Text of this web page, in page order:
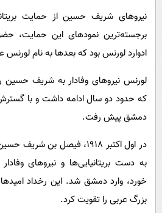
نیروهای شریف حسین از حمایت
برجسته‌ترین نمودهای این حمایت،
ادوارد لورنس بود که بعدها به نام
لورنس نیروهای وفادار به شریف حسین
که حدود دو سال ادامه داشت و با
دمشق پیش رفت.
در اول اکتبر ۱۹۱۸، فیصل بن
به دست بریتانیایی‌ها و نیروهای
خورد، وارد دمشق شد. این رخداد
بزرگ عربی را تقویت کرد.